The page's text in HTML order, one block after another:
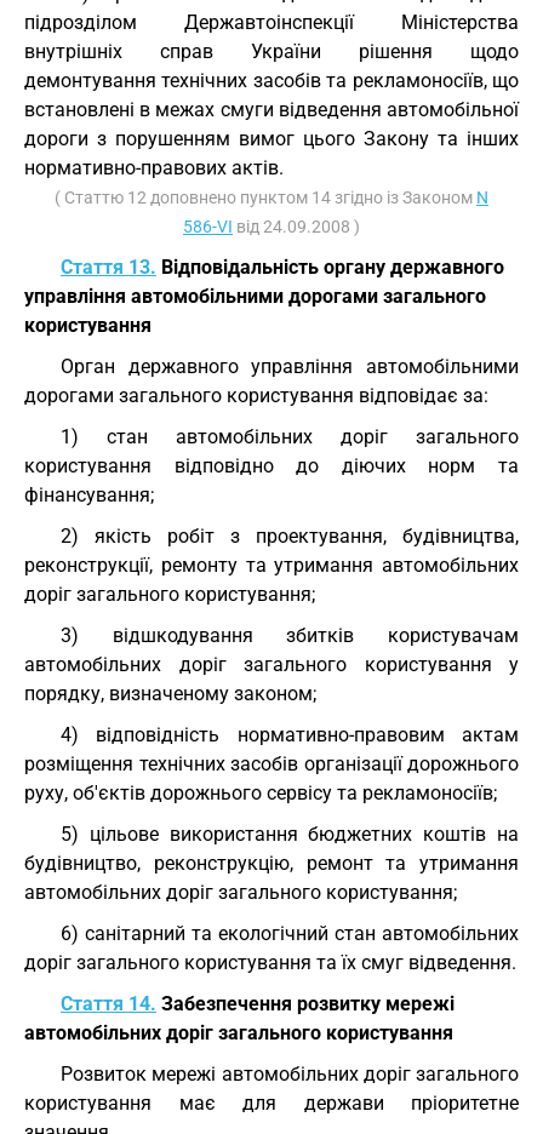
підрозділом Державтоінспекції Міністерства
внутрішніх справ України рішення щодо
демонтування технічних засобів та рекламоносіїв, що
встановлені в межах смуги відведення автомобільної
дороги з порушенням вимог цього Закону та інших
нормативно-правових актів.
( Статтю 12 доповнено пунктом 14 згідно із Законом N
586-VI від 24.09.2008 )
Стаття 13. Відповідальність органу державного
управління автомобільними дорогами загального
користування
Орган державного управління автомобільними
дорогами загального користування відповідає за:
1) стан автомобільних доріг загального
користування відповідно до діючих норм та
фінансування;
2) якість робіт з проектування, будівництва,
реконструкції, ремонту та утримання автомобільних
доріг загального користування;
3) відшкодування збитків користувачам
автомобільних доріг загального користування у
порядку, визначеному законом;
4) відповідність нормативно-правовим актам
розміщення технічних засобів організації дорожнього
руху, об'єктів дорожнього сервісу та рекламоносіїв;
5) цільове використання бюджетних коштів на
будівництво, реконструкцію, ремонт та утримання
автомобільних доріг загального користування;
6) санітарний та екологічний стан автомобільних
доріг загального користування та їх смуг відведення.
Стаття 14. Забезпечення розвитку мережі
автомобільних доріг загального користування
Розвиток мережі автомобільних доріг загального
користування має для держави пріоритетне